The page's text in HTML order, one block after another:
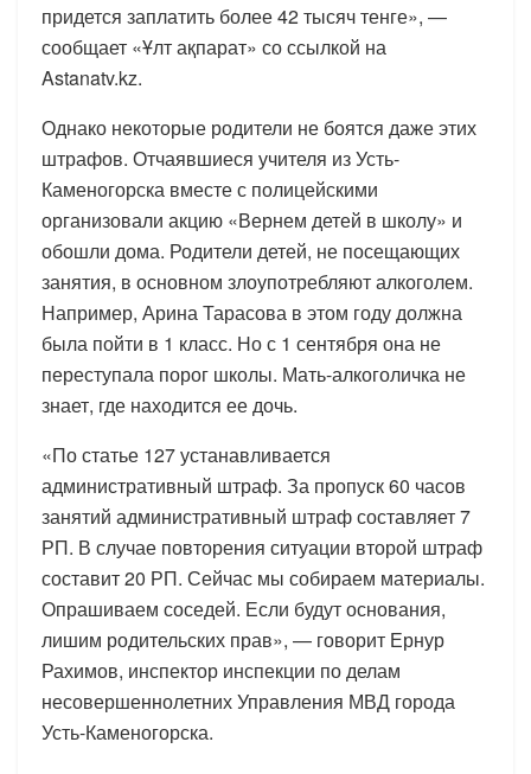
придется заплатить более 42 тысяч тенге», —
сообщает «Ұлт ақпарат» со ссылкой на
Astanatv.kz.
Однако некоторые родители не боятся даже этих
штрафов. Отчаявшиеся учителя из Усть-
Каменогорска вместе с полицейскими
организовали акцию «Вернем детей в школу» и
обошли дома. Родители детей, не посещающих
занятия, в основном злоупотребляют алкоголем.
Например, Арина Тарасова в этом году должна
была пойти в 1 класс. Но с 1 сентября она не
переступала порог школы. Мать-алкоголичка не
знает, где находится ее дочь.
«По статье 127 устанавливается
административный штраф. За пропуск 60 часов
занятий административный штраф составляет 7
РП. В случае повторения ситуации второй штраф
составит 20 РП. Сейчас мы собираем материалы.
Опрашиваем соседей. Если будут основания,
лишим родительских прав», — говорит Ернур
Рахимов, инспектор инспекции по делам
несовершеннолетних Управления МВД города
Усть-Каменогорска.